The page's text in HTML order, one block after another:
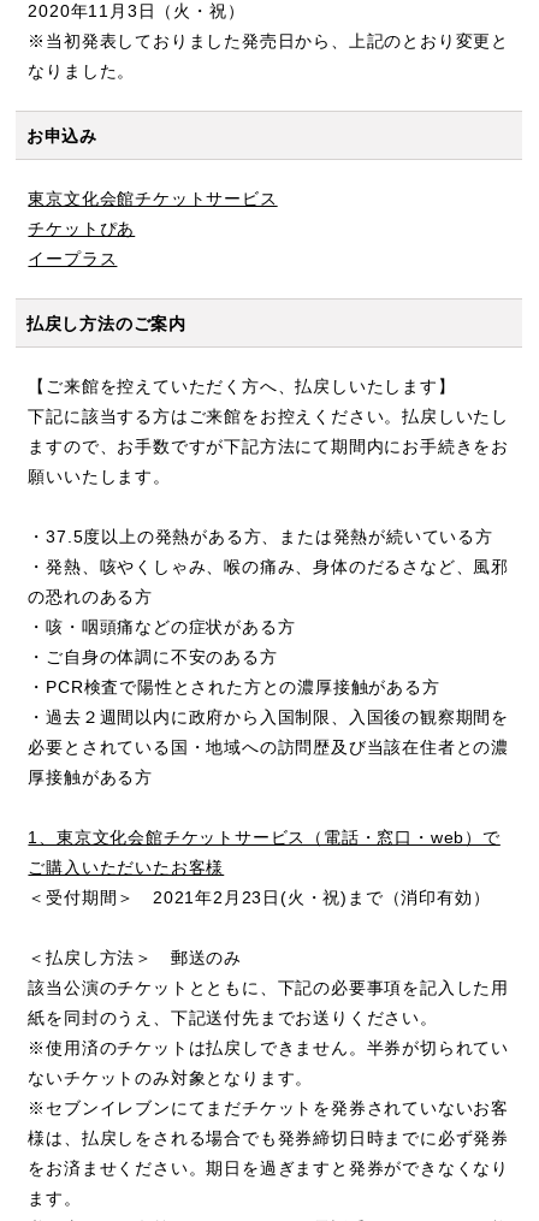
2020年11月3日（火・祝）
※当初発表しておりました発売日から、上記のとおり変更と
なりました。
お申込み
東京文化会館チケットサービス
チケットぴあ
イープラス
払戻し方法のご案内
【ご来館を控えていただく方へ、払戻しいたします】
下記に該当する方はご来館をお控えください。払戻しいたし
ますので、お手数ですが下記方法にて期間内にお手続きをお
願いいたします。
・37.5度以上の発熱がある方、または発熱が続いている方
・発熱、咳やくしゃみ、喉の痛み、身体のだるさなど、風邪
の恐れのある方
・咳・咽頭痛などの症状がある方
・ご自身の体調に不安のある方
・PCR検査で陽性とされた方との濃厚接触がある方
・過去２週間以内に政府から入国制限、入国後の観察期間を
必要とされている国・地域への訪問歴及び当該在住者との濃
厚接触がある方
1、東京文化会館チケットサービス（電話・窓口・web）で
ご購入いただいたお客様
＜受付期間＞ 2021年2月23日(火・祝)まで（消印有効）
＜払戻し方法＞ 郵送のみ
該当公演のチケットとともに、下記の必要事項を記入した用
紙を同封のうえ、下記送付先までお送りください。
※使用済のチケットは払戻しできません。半券が切られてい
ないチケットのみ対象となります。
※セブンイレブンにてまだチケットを発券されていないお客
様は、払戻しをされる場合でも発券締切日時までに必ず発券
をお済ませください。期日を過ぎますと発券ができなくなり
ます。